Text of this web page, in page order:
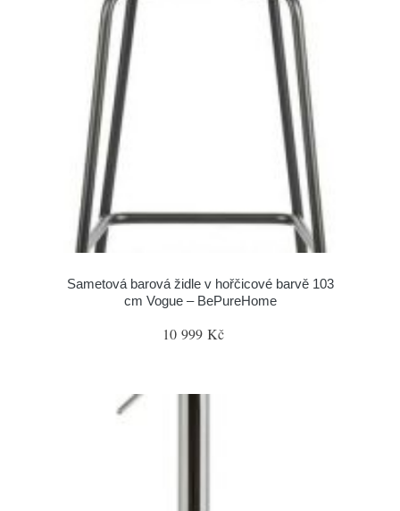
Sametová barová židle v hořčicové barvě 103
cm Vogue – BePureHome
10 999 Kč